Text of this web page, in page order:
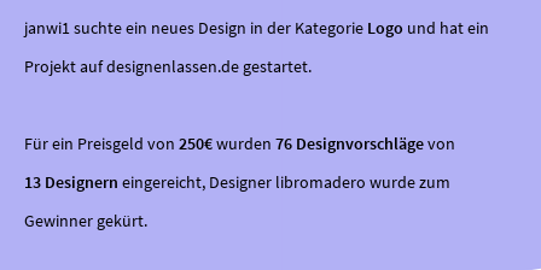
janwi1 suchte ein neues Design in der Kategorie Logo und hat ein
Projekt auf designenlassen.de gestartet.
Für ein Preisgeld von 250€wurden 76 Designvorschlägevon
13 Designern eingereicht, Designer libromadero wurde zum
Gewinner gekürt.